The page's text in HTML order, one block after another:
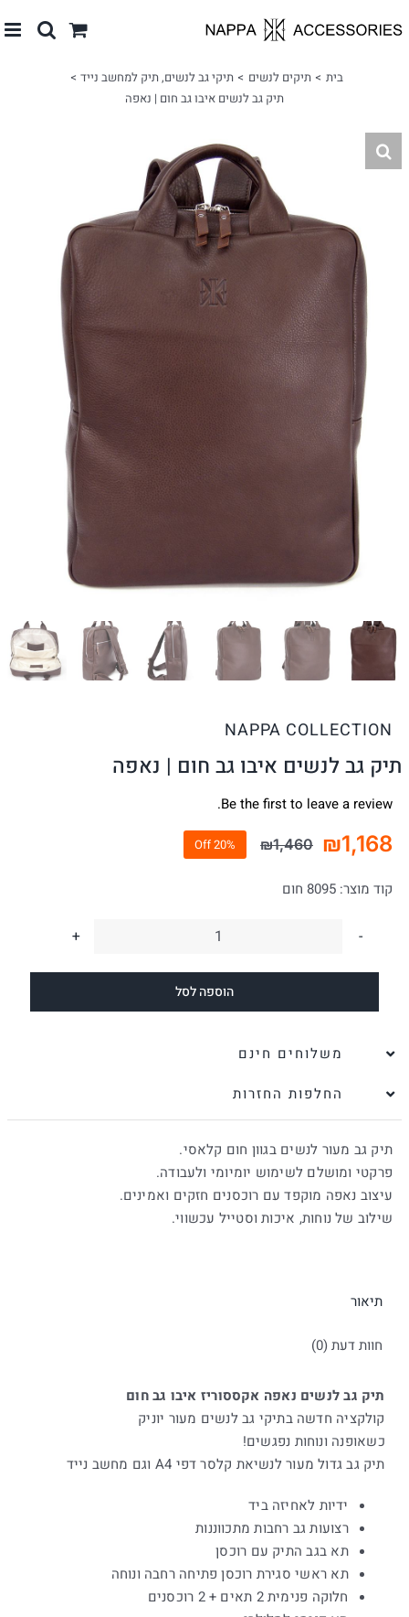
לתוכן
בית תיקים לנשים תיקי גב לנשים תיק למחשב נייד
תיק גב לנשים איבו גב חום | נאפה
NAPPA COLLECTION
תיק גב לנשים איבו גב חום | נאפה
Be the first to leave a review.
₪1,460 המחיר
₪1,460.
₪1,168
המחיר
₪1,168.
20% Off
קוד מוצר: 8095 חום
כמות
של
תיק
חום
|
נאפה
הוספה לסל
משלוחים חינם
החלפות החזרות
תיק גב מעור לנשים בגוון חום קלאסי.
פרקטי ומושלם לשימוש יומיומי ולעבודה.
עיצוב נאפה מוקפד עם רוכסנים חזקים ואמינים.
שילוב של נוחות, איכות וסטייל עכשווי.
תיאור
חוות דעת (0)
תיק גב לנשים נאפה אקססוריז איבו גב חום
קולקציה חדשה בתיקי גב לנשים מעור יוניק
כשאופנה ונוחות נפגשים!
תיק גב גדול מעור לנשיאת קלסר דפי A4 וגם מחשב נייד
ידיות לאחיזה ביד
רצועות גב רחבות מתכווננות
תא בגב התיק עם רוכסן
תא ראשי סגירת רוכסן פתיחה רחבה ונוחה
חלוקה פנימית 2 תאים + 2 רוכסנים